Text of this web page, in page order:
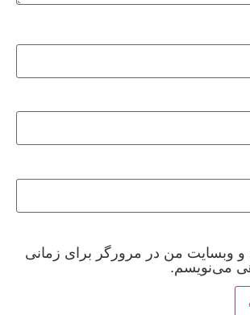
و وبسایت من در مرورگر برای زمانی
می‌نویسم.